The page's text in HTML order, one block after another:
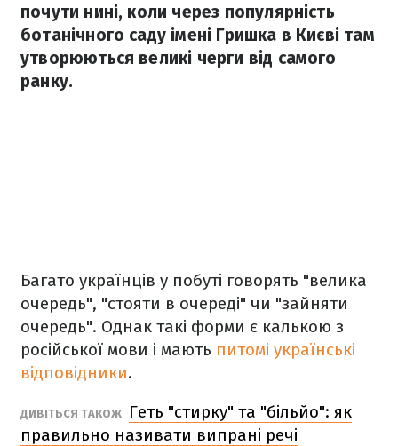
почути нині, коли через популярність
ботанічного саду імені Гришка в Києві там
утворюються великі черги від самого
ранку.
Багато українців у побуті говорять "велика
очередь", "стояти в очереді" чи "зайняти
очередь". Однак такі форми є калькою з
російської мови і мають питомі українські
відповідники.
ДИВІТЬСЯ ТАКОЖ
Геть "стирку" та "більйо": як
правильно називати випрані речі